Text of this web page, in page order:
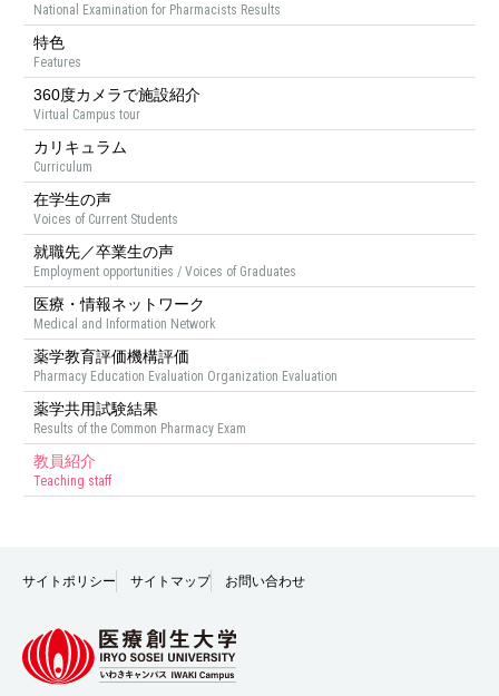
National Examination for Pharmacists Results
特色
Features
360度カメラで施設紹介
Virtual Campus tour
カリキュラム
Curriculum
在学生の声
Voices of Current Students
就職先／卒業生の声
Employment opportunities / Voices of Graduates
医療・情報ネットワーク
Medical and Information Network
薬学教育評価機構評価
Pharmacy Education Evaluation Organization Evaluation
薬学共用試験結果
Results of the Common Pharmacy Exam
教員紹介
Teaching staff
サイトポリシー サイトマップ お問い合わせ